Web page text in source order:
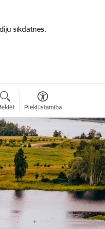
sīkdatnes.
Piekļūstamība